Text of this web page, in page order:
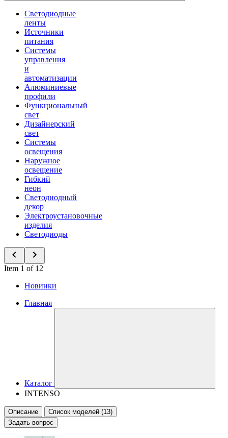
Светодиодные
ленты
Источники
питания
Системы
управления
и
автоматизации
Алюминиевые
профили
Функциональный
свет
Дизайнерский
свет
Системы
освещения
Наружное
освещение
Гибкий
неон
Светодиодный
декор
Электроустановочные
изделия
Светодиоды
Item 1 of 12
Новинки
Главная
Каталог
INTENSO
Описание
Список моделей (13)
Задать вопрос